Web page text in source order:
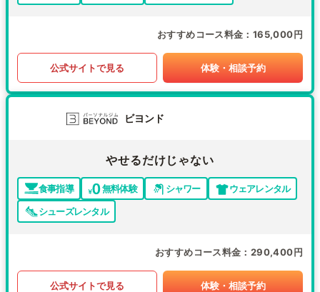
おすすめコース料金 165,000円
公式サイトで見る 体験・相談予約
ビヨンド
やせるだけじゃない
食事指導 無料体験 シャワー
ウェアレンタル
シューズレンタル
おすすめコース料金 290,400円
公式サイトで見る 体験・相談予約